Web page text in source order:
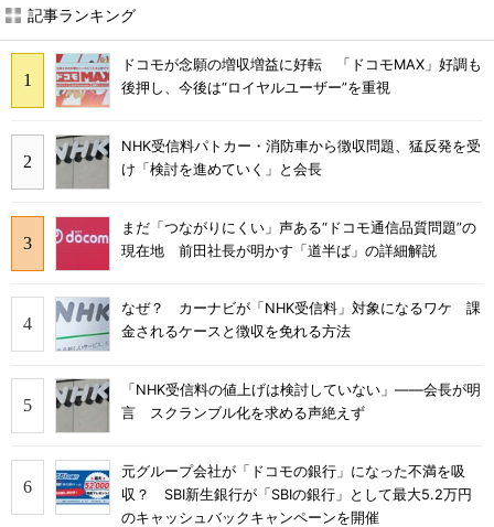
記事ランキング
ドコモが念願の増収増益に好転 「ドコモMAX」好調も
後押し、今後は“ロイヤルユーザー”を重視
NHK受信料パトカー・消防車から徴収問題、猛反発を受
け「検討を進めていく」と会長
まだ「つながりにくい」声ある“ドコモ通信品質問題”の
現在地 前田社長が明かす「道半ば」の詳細解説
なぜ？ カーナビが「NHK受信料」対象になるワケ 課
金されるケースと徴収を免れる方法
「NHK受信料の値上げは検討していない」――会長が明
言 スクランブル化を求める声絶えず
元グループ会社が「ドコモの銀行」になった不満を吸
収？ SBI新生銀行が「SBIの銀行」として最大5.2万円
のキャッシュバックキャンペーンを開催